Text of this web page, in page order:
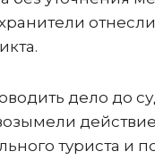
дело до
туриста и